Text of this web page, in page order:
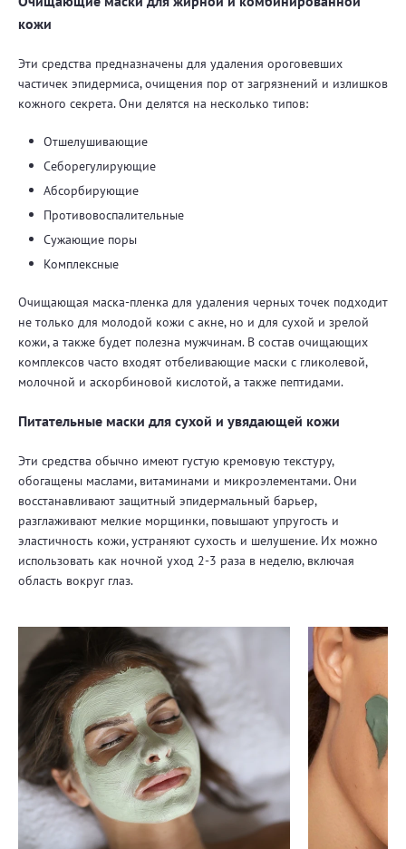
кожи
Эти средства предназначены для удаления ороговевших
частичек эпидермиса, очищения пор от загрязнений и излишков
кожного секрета. Они делятся на несколько типов:
Отшелушивающие
Себорегулирующие
Абсорбирующие
Противовоспалительные
Сужающие поры
Комплексные
Очищающая маска-пленка для удаления черных точек подходит
не только для молодой кожи с акне, но и для сухой и зрелой
кожи, а также будет полезна мужчинам. В состав очищающих
комплексов часто входят отбеливающие маски с гликолевой,
молочной и аскорбиновой кислотой, а также пептидами.
Питательные маски для сухой и увядающей кожи
Эти средства обычно имеют густую кремовую текстуру,
обогащены маслами, витаминами и микроэлементами. Они
восстанавливают защитный эпидермальный барьер,
разглаживают мелкие морщинки, повышают упругость и
эластичность кожи, устраняют сухость и шелушение. Их можно
использовать как ночной уход 2-3 раза в неделю, включая
область вокруг глаз.